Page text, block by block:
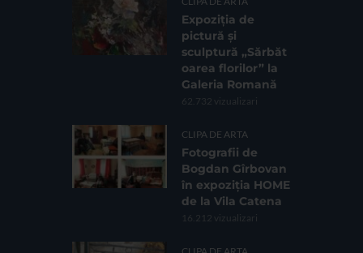
Expoziția de
pictură și
sculptură „Sărbăt
oarea florilor” la
Galeria Romană
62.732 vizualizari
CLIPA DE ARTA
Fotografii de
Bogdan Gîrbovan
în expoziția HOME
de la Vila Catena
16.212 vizualizari